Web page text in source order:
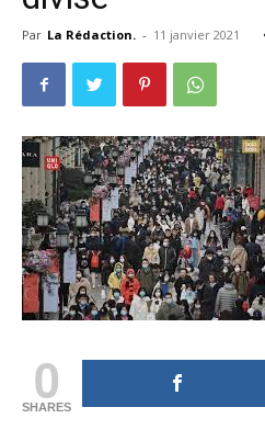
Par La Rédaction. - 11 janvier 2021
0
SHARES